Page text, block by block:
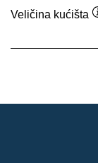
Veličina kućišta